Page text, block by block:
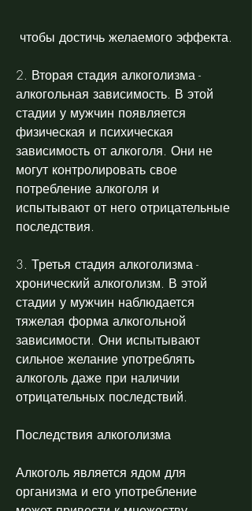
чтобы достичь желаемого эффекта.
2. Вторая стадия алкоголизма -
алкогольная зависимость. В этой
стадии у мужчин появляется
физическая и психическая
зависимость от алкоголя. Они не
могут контролировать свое
потребление алкоголя и
испытывают от него отрицательные
последствия.
3. Третья стадия алкоголизма -
хронический алкоголизм. В этой
стадии у мужчин наблюдается
тяжелая форма алкогольной
зависимости. Они испытывают
сильное желание употреблять
алкоголь даже при наличии
отрицательных последствий.
Последствия алкоголизма
Алкоголь является ядом для
организма и его употребление